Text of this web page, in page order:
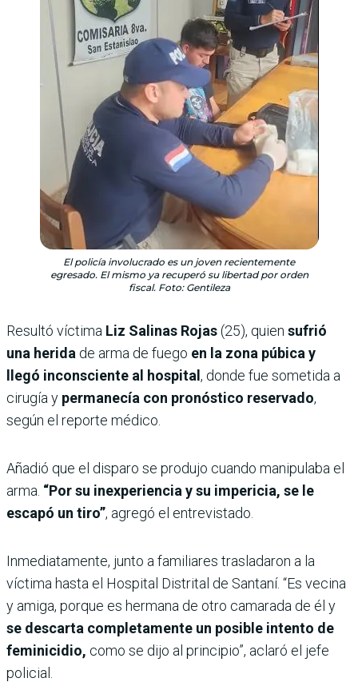
El policía involucrado es un joven recientemente
egresado. El mismo ya recuperó su libertad por orden
fiscal. Foto: Gentileza
Resultó víctima Liz Salinas Rojas(25), quien sufrió
una herida de arma de fuego en la zona púbica y
llegó inconsciente al hospital , donde fue sometida a
cirugía y permanecía con pronóstico reservado,
según el reporte médico.
Añadió que el disparo se produjo cuando manipulaba el
arma. “Por su inexperiencia y su impericia, se le
escapó un tiro”, agregó el entrevistado.
Inmediatamente, junto a familiares trasladaron a la
víctima hasta el Hospital Distrital de Santaní. “Es vecina
y amiga, porque es hermana de otro camarada de él y
se descarta completamente un posible intento de
feminicidio, como se dijo al principio”, aclaró el jefe
policial.